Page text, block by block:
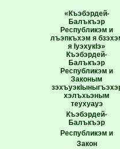
«Къэбэрдей-
Балъкъэр
Республикэм и
лъэпкъхэм я
я IуэхукIэ»
Къэбэрдей-
Балъкъэр
Республикэм и
Законым
хэлъхьэным
теухуауэ
Къэбэрдей-
Балъкъэр
Республикэм и
Закон